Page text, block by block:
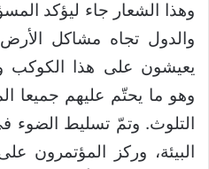
وهذا الشعار جاء ليؤكد
والدول تجاه مشاكل الأرض
يعيشون على هذا الكوكب
وهو ما يحتّم عليهم جميعا
التلوث. وتمّ تسليط الضوء
البيئة، وركز المؤتمرون